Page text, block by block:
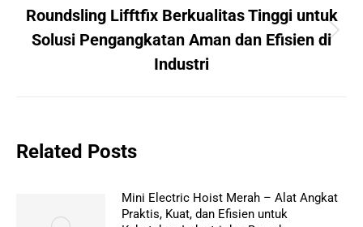
Next
Roundsling Lifftfix Berkualitas Tinggi untuk
Solusi Pengangkatan Aman dan Efisien di
Industri
Related Posts
Mini Electric Hoist Merah – Alat Angkat
Praktis, Kuat, dan Efisien untuk